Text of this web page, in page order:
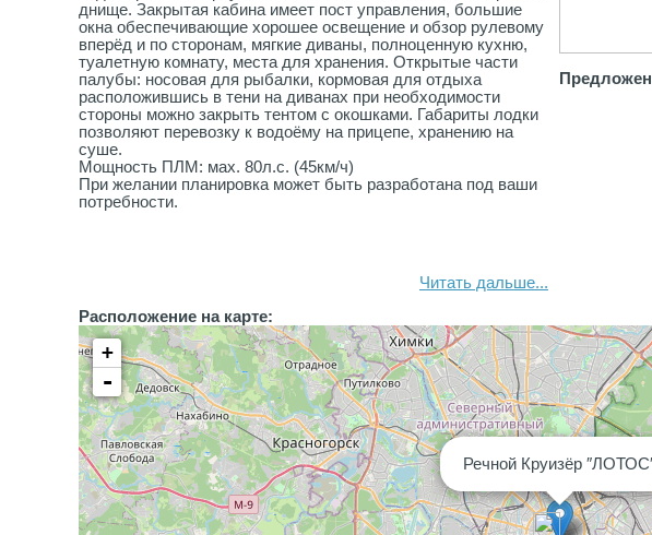
днище. Закрытая кабина имеет пост управления, большие
окна обеспечивающие хорошее освещение и обзор рулевому
вперёд и по сторонам, мягкие диваны, полноценную кухню,
туалетную комнату, места для хранения. Открытые части
палубы: носовая для рыбалки, кормовая для отдыха
расположившись в тени на диванах при необходимости
стороны можно закрыть тентом с окошками. Габариты лодки
позволяют перевозку к водоёму на прицепе, хранению на
суше.
Мощность ПЛМ: мах. 80л.с. (45км/ч)
При желании планировка может быть разработана под ваши
потребности.
Читать дальше...
Расположение на карте:
Речной Круизёр
+
-